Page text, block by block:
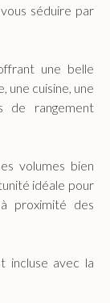
séduire par
une belle
une cuisine, une
de rangement
volumes bien
idéale pour
proximité des
incluse avec la